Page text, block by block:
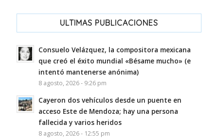
ULTIMAS PUBLICACIONES
Consuelo Velázquez, la compositora mexicana
que creó el éxito mundial «Bésame mucho» (e
intentó mantenerse anónima)
8 agosto, 2026 - 9:26 pm
Cayeron dos vehículos desde un puente en
acceso Este de Mendoza; hay una persona
fallecida y varios heridos
8 agosto, 2026 - 12:55 pm